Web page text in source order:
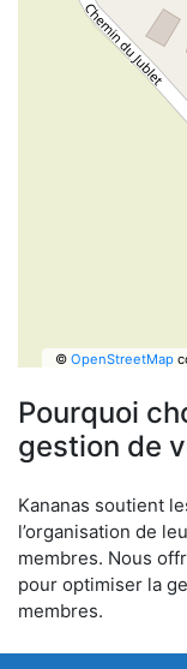
© OpenStreetMap
Pourquoi
gestion de
Kananas soutient
l’organisation de
membres. Nous
pour optimiser la
membres.